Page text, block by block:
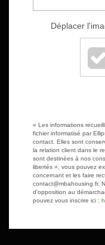
Déplacer
« Les informations
fichier informatisé par
contact. Elles sont
la relation client dans le
sont destinées à nos
libertés », vous pouvez
concernant et les faire
contact@mbahousing.fr.
d'opposition au
pouvez vous inscrire ici :